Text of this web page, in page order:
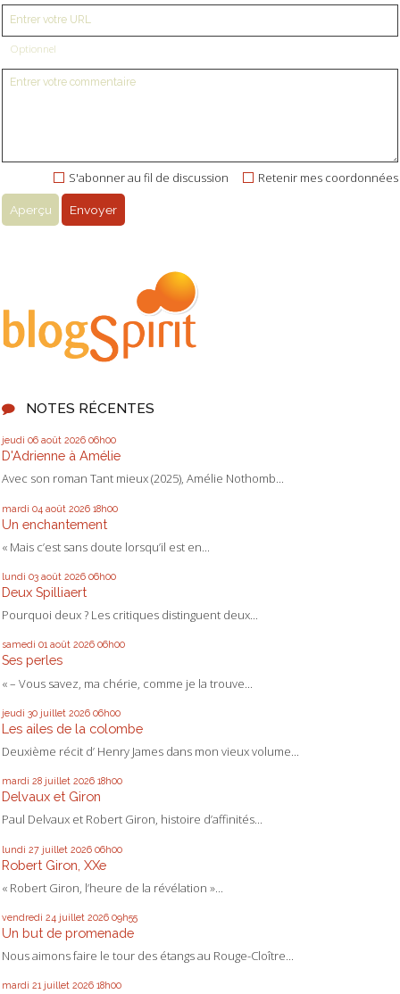
NOTES RÉCENTES
jeudi 06 août 2026 06h00
D'Adrienne à Amélie
Avec son roman Tant mieux (2025), Amélie Nothomb...
mardi 04 août 2026 18h00
Un enchantement
« Mais c’est sans doute lorsqu’il est en...
lundi 03 août 2026 06h00
Deux Spilliaert
Pourquoi deux ? Les critiques distinguent deux...
samedi 01 août 2026 06h00
Ses perles
« – Vous savez, ma chérie, comme je la trouve...
jeudi 30 juillet 2026 06h00
Les ailes de la colombe
Deuxième récit d’ Henry James dans mon vieux volume...
mardi 28 juillet 2026 18h00
Delvaux et Giron
Paul Delvaux et Robert Giron, histoire d’affinités...
lundi 27 juillet 2026 06h00
Robert Giron, XXe
« Robert Giron, l’heure de la révélation »...
vendredi 24 juillet 2026 09h55
Un but de promenade
Nous aimons faire le tour des étangs au Rouge-Cloître...
mardi 21 juillet 2026 18h00
Optionnel
Retenir mes coordonnées
S'abonner au fil de discussion